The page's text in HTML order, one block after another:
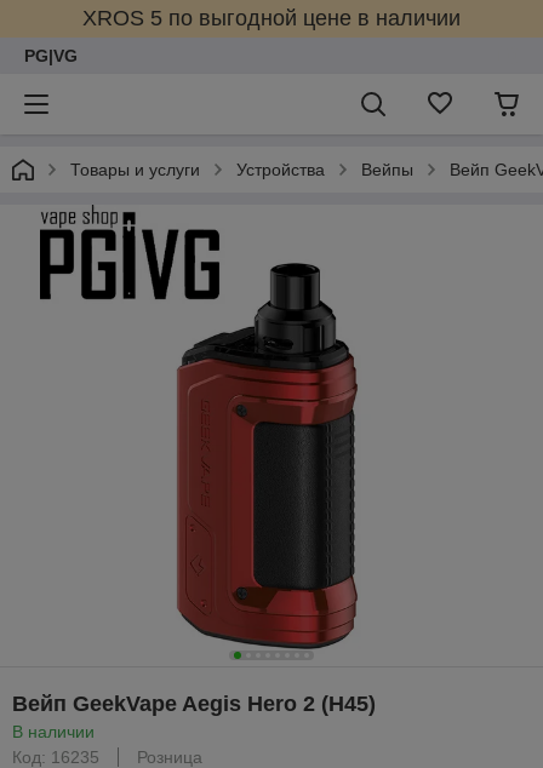
XROS 5 по выгодной цене в наличии
PG|VG
Товары и услуги Устройства Вейпы Вейп
Вейп GeekVape Aegis Hero 2 (H45)
В наличии
Код: 16235
Розница